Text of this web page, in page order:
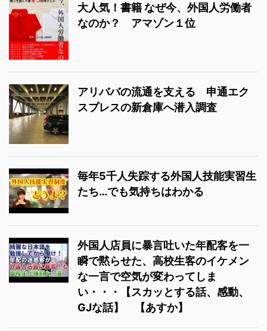
大人気！書籍 なぜ今、外国人労働者
なのか？ アマゾン１位
アリババの流通を支える 申通エク
スプレスの新倉庫へ潜入調査
毎年5千人失踪する外国人技能実習生
たち…でも気持ちはわかる
外国人店員に暴言吐いた年配客を一
瞬で黙らせた、高校生客のイケメン
な一言で空気が変わってしま
い・・・【スカッとする話、感動、
GJな話】 【あすか】